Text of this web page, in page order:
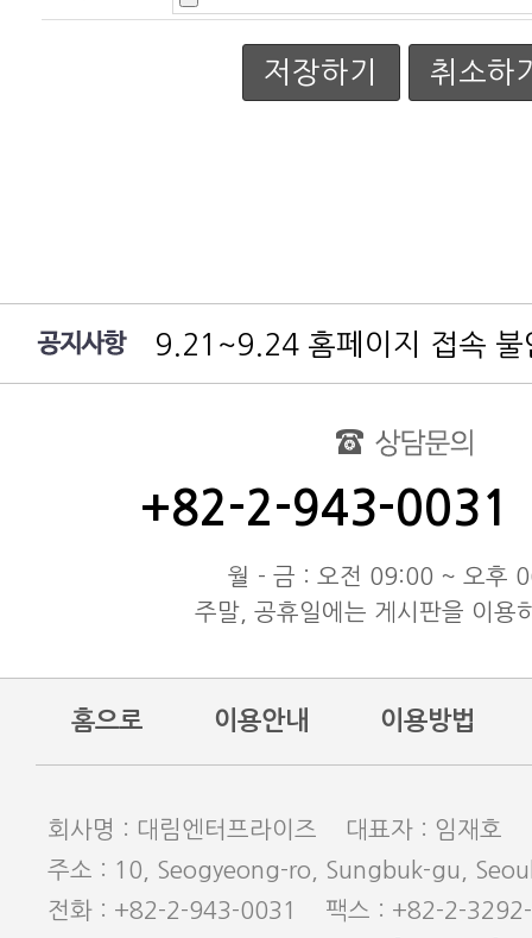
저장하기 취소하
9.21~9.24 홈페이지 접속 불
여름 휴가 배송 지연 안내
동해물과 백두산이 마르고
동해물과 백두산이 마르고
동해물과 백두산이 마르고
+82-2-943-0031
월 - 금 : 오전 09:00 ~ 오후
주말, 공휴일에는 게시판을 이용
홈으로 이용안내 이용방법
회사명 : 대림엔터프라이즈 대표자 : 임재호
주소 : 10, Seogyeong-ro, Sungbuk-gu,
전화 : +82-2-943-0031 팩스 : +82-2-